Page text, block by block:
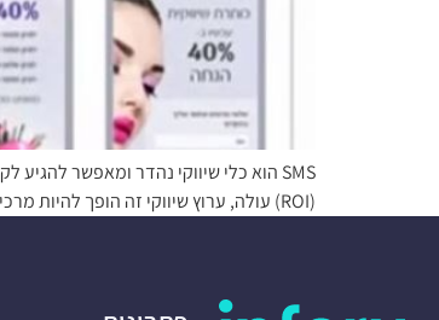
(ROI) עולה, ערוץ שיווקי זה הופך להיות מרכיב מהותי במערך השיווק של העסקים. כאשר אתם שולחים הודעות SMS ללקוחותיכם עם ההצעה שיווקית של […]